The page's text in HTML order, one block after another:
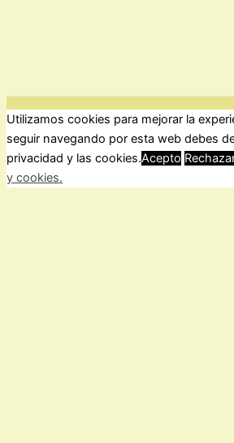
ForoComprasOnline Copyright © 2026 |
Utilizamos cookies para mejorar la
seguir navegando por esta web debes
privacidad y las cookies.Acepto
y cookies.